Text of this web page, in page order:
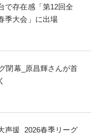
で存在感「第12回全
季大会」に出場
閉幕_原昌輝さんが首
声援_2026春季リーグ